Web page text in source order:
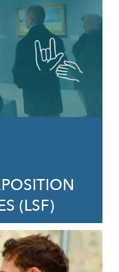
(LSF)